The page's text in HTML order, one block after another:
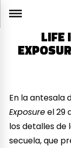
LIFE
En la antesala
Exposureel 29
los detalles de
secuela, que